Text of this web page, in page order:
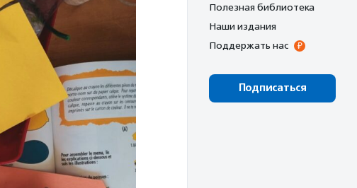
Полезная библиотека
Наши издания
Поддержать нас
Подписаться